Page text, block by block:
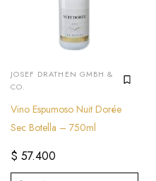
JOSEF DRATHEN GMBH &
CO.
Vino Espumoso Nuit Dorée
Sec Botella – 750ml
$ 57.400